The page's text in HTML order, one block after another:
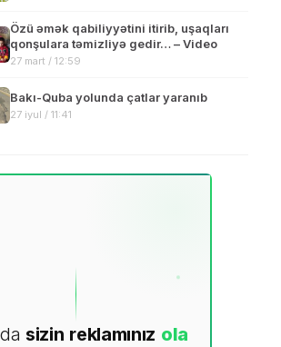
Özü əmək qabiliyyətini itirib, uşaqları
qonşulara təmizliyə gedir… – Video
27 mart / 12:59
Bakı-Quba yolunda çatlar yaranıb
27 iyul / 11:41
sizin reklamınız ola